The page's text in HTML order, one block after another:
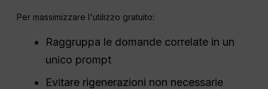
Per massimizzare l'utilizzo gratuito:
Raggruppa le domande correlate in un
unico prompt
Evitare rigenerazioni non necessarie